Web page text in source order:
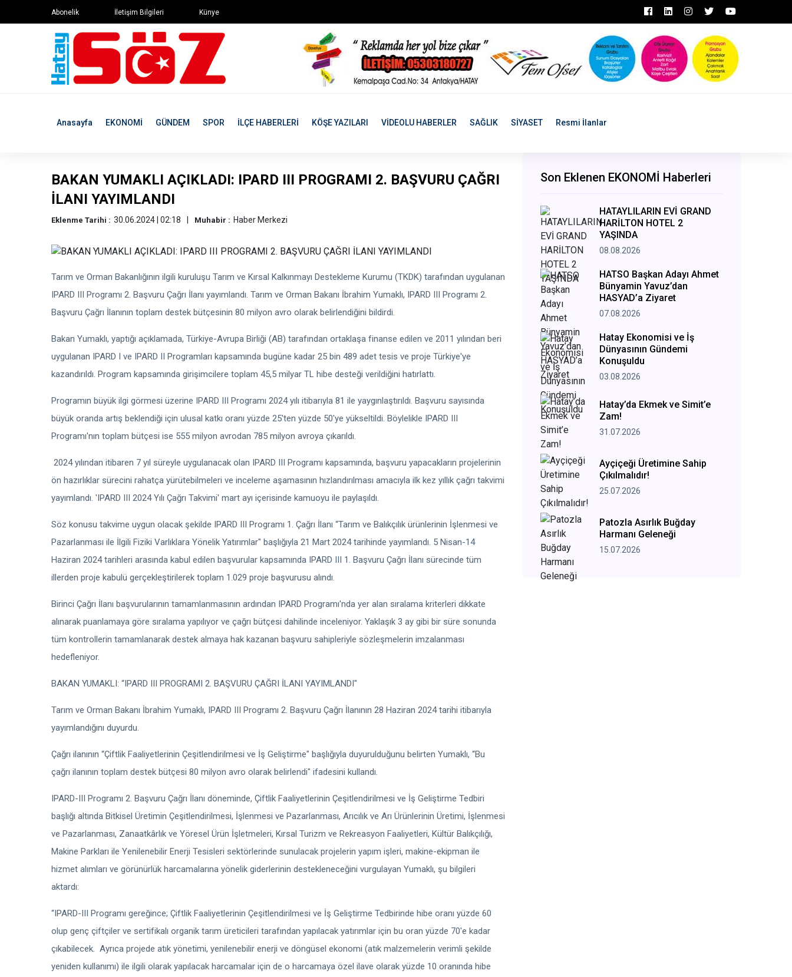
Abonelik İletişim Bilgileri Künye
Anasayfa EKONOMİ GÜNDEM SPOR İLÇE HABERLERİ KÖŞE YAZILARI VİDEOLU HABERLER SAĞLIK SİYASET Resmi İlanlar
BAKAN YUMAKLI AÇIKLADI: IPARD III PROGRAMI 2. BAŞVURU ÇAĞRI
İLANI YAYIMLANDI
Eklenme Tarihi : 30.06.2024 | 02:18 Muhabir : Haber Merkezi
Tarım ve Orman Bakanlığının ilgili kuruluşu Tarım ve Kırsal Kalkınmayı Destekleme Kurumu (TKDK) tarafından uygulanan
IPARD III Programı 2. Başvuru Çağrı İlanı yayımlandı. Tarım ve Orman Bakanı İbrahim Yumaklı, IPARD III Programı 2.
Başvuru Çağrı İlanının toplam destek bütçesinin 80 milyon avro olarak belirlendiğini bildirdi.
Bakan Yumaklı, yaptığı açıklamada, Türkiye-Avrupa Birliği (AB) tarafından ortaklaşa finanse edilen ve 2011 yılından beri
uygulanan IPARD I ve IPARD II Programları kapsamında bugüne kadar 25 bin 489 adet tesis ve proje Türkiye'ye
kazandırıldı. Program kapsamında girişimcilere toplam 45,5 milyar TL hibe desteği verildiğini hatırlattı.
Programın büyük ilgi görmesi üzerine IPARD III Programı 2024 yılı itibarıyla 81 ile yaygınlaştırıldı. Başvuru sayısında
büyük oranda artış beklendiği için ulusal katkı oranı yüzde 25'ten yüzde 50'ye yükseltildi. Böylelikle IPARD III
Programı'nın toplam bütçesi ise 555 milyon avrodan 785 milyon avroya çıkarıldı.
2024 yılından itibaren 7 yıl süreyle uygulanacak olan IPARD III Programı kapsamında, başvuru yapacakların projelerinin
ön hazırlıklar sürecini rahatça yürütebilmeleri ve inceleme aşamasının hızlandırılması amacıyla ilk kez yıllık çağrı takvimi
yayımlandı. 'IPARD III 2024 Yılı Çağrı Takvimi' mart ayı içerisinde kamuoyu ile paylaşıldı.
Söz konusu takvime uygun olacak şekilde IPARD III Programı 1. Çağrı İlanı “Tarım ve Balıkçılık ürünlerinin İşlenmesi ve
Pazarlanması ile İlgili Fiziki Varlıklara Yönelik Yatırımlar" başlığıyla 21 Mart 2024 tarihinde yayımlandı. 5 Nisan-14
Haziran 2024 tarihleri arasında kabul edilen başvurular kapsamında IPARD III 1. Başvuru Çağrı İlanı sürecinde tüm
illerden proje kabulü gerçekleştirilerek toplam 1.029 proje başvurusu alındı.
Birinci Çağrı İlanı başvurularının tamamlanmasının ardından IPARD Programı'nda yer alan sıralama kriterleri dikkate
alınarak puanlamaya göre sıralama yapılıyor ve çağrı bütçesi dahilinde inceleniyor. Yaklaşık 3 ay gibi bir süre sonunda
tüm kontrollerin tamamlanarak destek almaya hak kazanan başvuru sahipleriyle sözleşmelerin imzalanması
hedefleniyor.
BAKAN YUMAKLI: “IPARD III PROGRAMI 2. BAŞVURU ÇAĞRI İLANI YAYIMLANDI"
Tarım ve Orman Bakanı İbrahim Yumaklı, IPARD III Programı 2. Başvuru Çağrı İlanının 28 Haziran 2024 tarihi itibarıyla
yayımlandığını duyurdu.
Çağrı ilanının “Çiftlik Faaliyetlerinin Çeşitlendirilmesi ve İş Geliştirme" başlığıyla duyurulduğunu belirten Yumaklı, “Bu
çağrı ilanının toplam destek bütçesi 80 milyon avro olarak belirlendi" ifadesini kullandı.
IPARD-III Programı 2. Başvuru Çağrı İlanı döneminde, Çiftlik Faaliyetlerinin Çeşitlendirilmesi ve İş Geliştirme Tedbiri
başlığı altında Bitkisel Üretimin Çeşitlendirilmesi, İşlenmesi ve Pazarlanması, Arıcılık ve Arı Ürünlerinin Üretimi, İşlenmesi
ve Pazarlanması, Zanaatkârlık ve Yöresel Ürün İşletmeleri, Kırsal Turizm ve Rekreasyon Faaliyetleri, Kültür Balıkçılığı,
Makine Parkları ile Yenilenebilir Enerji Tesisleri sektörlerinde sunulacak projelerin yapım işleri, makine-ekipman ile
hizmet alımları ve görünürlük harcamalarına yönelik giderlerinin destekleneceğini vurgulayan Yumaklı, şu bilgileri
aktardı:
“IPARD-III Programı gereğince; Çiftlik Faaliyetlerinin Çeşitlendirilmesi ve İş Geliştirme Tedbirinde hibe oranı yüzde 60
olup genç çiftçiler ve sertifikalı organik tarım üreticileri tarafından yapılacak yatırımlar için bu oran yüzde 70'e kadar
çıkabilecek. Ayrıca projede atık yönetimi, yenilenebilir enerji ve döngüsel ekonomi (atık malzemelerin verimli şekilde
yeniden kullanımı) ile ilgili olarak yapılacak harcamalar için de o harcamaya özel ilave olarak yüzde 10 oranında hibe
Son Eklenen EKONOMİ Haberleri
HATAYLILARIN EVİ GRAND
HARİLTON HOTEL 2
YAŞINDA
08.08.2026
HATSO Başkan Adayı Ahmet
Bünyamin Yavuz’dan
HASYAD’a Ziyaret
07.08.2026
Hatay Ekonomisi ve İş
Dünyasının Gündemi
Konuşuldu
03.08.2026
Hatay’da Ekmek ve Simit’e
Zam!
31.07.2026
Ayçiçeği Üretimine Sahip
Çıkılmalıdır!
25.07.2026
Patozla Asırlık Buğday
Harmanı Geleneği
15.07.2026